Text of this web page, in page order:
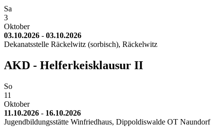
Sa
3
Oktober
03.10.2026 - 03.10.2026
Dekanatsstelle Räckelwitz (sorbisch), Räckelwitz
AKD - Helferkeisklausur II
So
11
Oktober
11.10.2026 - 16.10.2026
Jugendbildungsstätte Winfriedhaus, Dippoldiswalde OT Naundorf